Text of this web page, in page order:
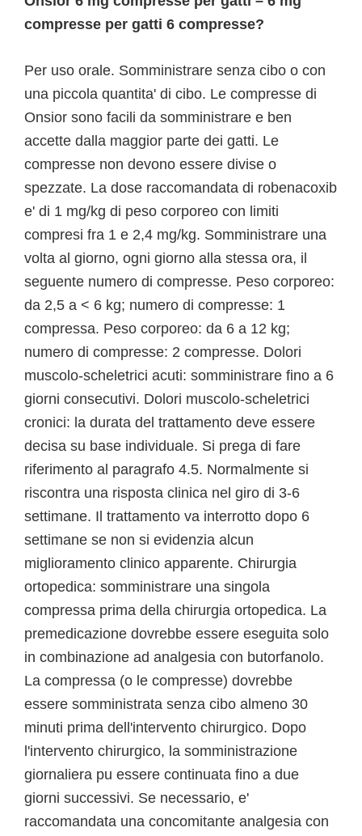
compresse per gatti 6 compresse?
Per uso orale. Somministrare senza cibo o con
una piccola quantita' di cibo. Le compresse di
Onsior sono facili da somministrare e ben
accette dalla maggior parte dei gatti. Le
compresse non devono essere divise o
spezzate. La dose raccomandata di robenacoxib
e' di 1 mg/kg di peso corporeo con limiti
compresi fra 1 e 2,4 mg/kg. Somministrare una
volta al giorno, ogni giorno alla stessa ora, il
seguente numero di compresse. Peso corporeo:
da 2,5 a < 6 kg; numero di compresse: 1
compressa. Peso corporeo: da 6 a 12 kg;
numero di compresse: 2 compresse. Dolori
muscolo-scheletrici acuti: somministrare fino a 6
giorni consecutivi. Dolori muscolo-scheletrici
cronici: la durata del trattamento deve essere
decisa su base individuale. Si prega di fare
riferimento al paragrafo 4.5. Normalmente si
riscontra una risposta clinica nel giro di 3-6
settimane. Il trattamento va interrotto dopo 6
settimane se non si evidenzia alcun
miglioramento clinico apparente. Chirurgia
ortopedica: somministrare una singola
compressa prima della chirurgia ortopedica. La
premedicazione dovrebbe essere eseguita solo
in combinazione ad analgesia con butorfanolo.
La compressa (o le compresse) dovrebbe
essere somministrata senza cibo almeno 30
minuti prima dell'intervento chirurgico. Dopo
l'intervento chirurgico, la somministrazione
giornaliera pu essere continuata fino a due
giorni successivi. Se necessario, e'
raccomandata una concomitante analgesia con